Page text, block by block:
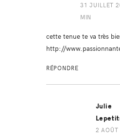
31 JUILLET
MIN
cette tenue te va très
http://
RÉPONDRE
Julie
2